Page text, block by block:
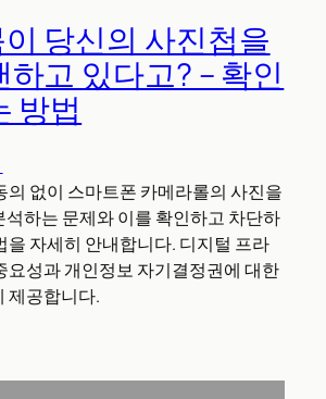
당신의 사진첩을
하고 있다고? – 확인
방법
의 없이 스마트폰 카메라롤의 사진을
석하는 문제와 이를 확인하고 차단하
을 자세히 안내합니다. 디지털 프라
요성과 개인정보 자기결정권에 대한
제공합니다.